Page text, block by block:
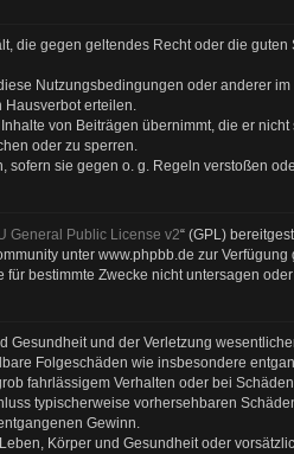
die gegen geltendes Recht oder die
Nutzungsbedingungen oder anderer
Hausverbot erteilen.
von Beiträgen übernimmt, die er
oder zu sperren.
sie gegen o. g. Regeln verstoßen
General Public License v2“ (GPL)
unter www.phpbb.de zur
bestimmte Zwecke nicht untersagen
Gesundheit und der Verletzung
Folgeschäden wie insbesondere
fahrlässigem Verhalten oder bei
typischerweise vorhersehbaren
Gewinn.
Körper und Gesundheit oder